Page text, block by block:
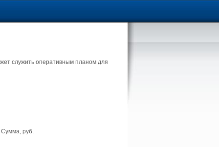
служить оперативным планом для
Сумма, руб.